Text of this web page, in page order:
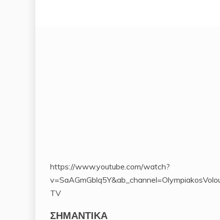
https://www.youtube.com/watch?
TV
ΣΗΜΑΝΤΙΚΆ